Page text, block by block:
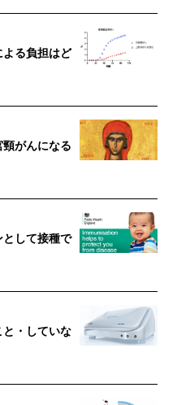
る負担はど
がんになる
して接種で
・していな